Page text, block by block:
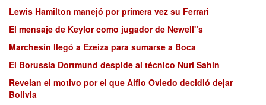
Lewis Hamilton manejó por primera vez su Ferrari
El mensaje de Keylor como jugador de Newell"s
Marchesín llegó a Ezeiza para sumarse a Boca
El Borussia Dortmund despide al técnico Nuri Sahin
Revelan el motivo por el que Alfio Oviedo decidió dejar
Bolivia